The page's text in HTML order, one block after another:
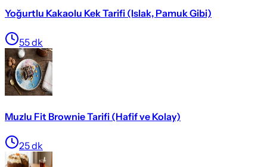
Yoğurtlu Kakaolu Kek Tarifi (Islak, Pamuk Gibi)
55dk
Muzlu Fit Brownie Tarifi (Hafif ve Kolay)
25dk